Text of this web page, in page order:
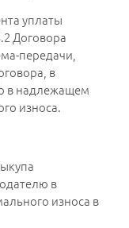
уплаты
Договора
передачи,
в
в надлежащем
износа.
в
износа в